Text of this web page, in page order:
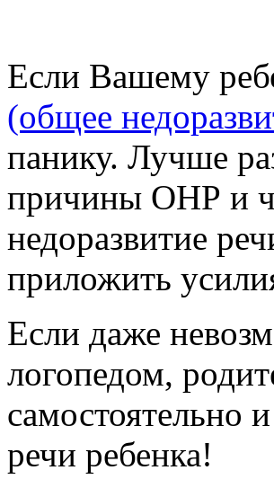
Если Вашему
(общее
панику. Лучше
причины ОНР и
недоразвитие
приложить
Если даже
логопедом,
самостоятельно
речи ребенка!